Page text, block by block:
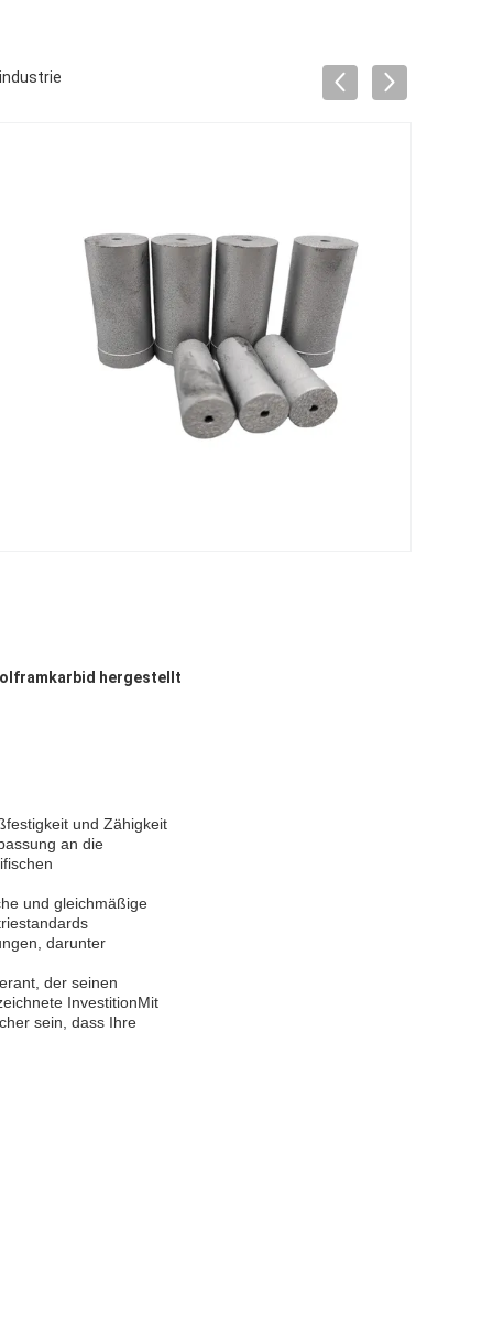
hergestellt
und Zähigkeit
an die
und gleichmäßige
darunter
der seinen
InvestitionMit
sein, dass Ihre